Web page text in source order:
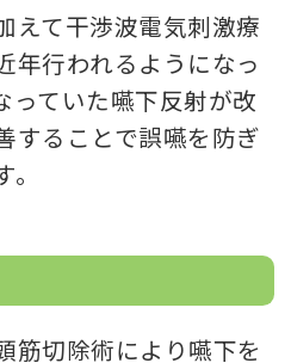
えて干渉波電気刺激療
年行われるようになっ
っていた嚥下反射が改
することで誤嚥を防ぎ
筋切除術により嚥下を